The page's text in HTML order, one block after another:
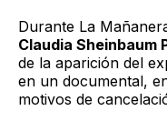
Durante La
Claudia Sheinbaum
de la aparición del
en un documental,
motivos de